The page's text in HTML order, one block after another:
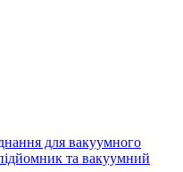
для вакуумного
та вакуумний